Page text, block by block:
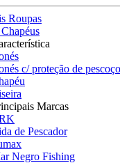
Roupas
c/ proteção de pescoço
Marcas
de Pescador
Negro Fishing